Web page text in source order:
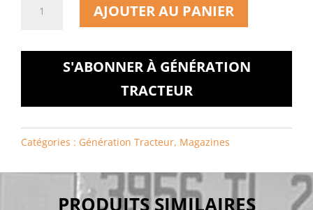
AJOUTER AU PANIER
S'ABONNER À GÉNÉRATION
TRACTEUR
Catégories : Génération Tracteur, Magazines
PRODUITS SIMILAIRES